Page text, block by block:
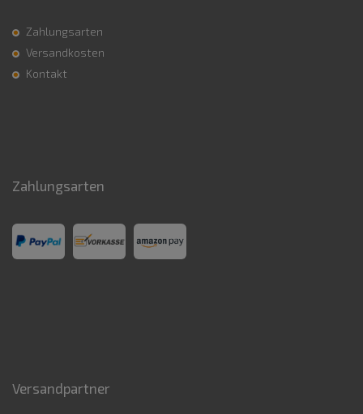
Zahlungsarten
Versandkosten
Kontakt
Zahlungsarten
Versandpartner